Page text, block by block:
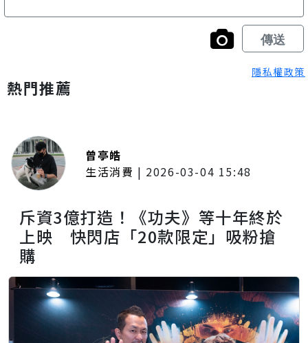
隱私權政策
熱門推薦
曾亭皓
生活消費 | 2026-03-04 15:48
斥資3億打造！《功夫》等十年終於
上映 快閃店「20款限定」吸粉搶
購